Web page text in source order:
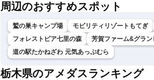
周辺のおすすめスポット
鷲の巣キャンプ場 モビリティリゾートもてぎ
フォレストピア七里の森
芳賀ファーム&グラン
道の駅たかねざわ 元気あっぷむら
栃木県のアメダスランキング